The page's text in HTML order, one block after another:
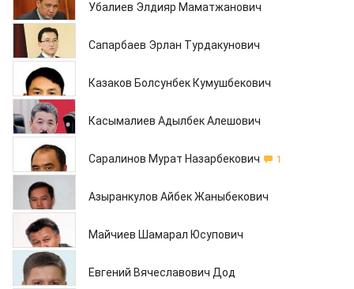
Убалиев Элдияр Маматжанович
27.05.2013
Сапарбаев Эрлан Турдакунович
27.05.2013
Казаков Болсунбек Кумушбекович
27.05.2013
Касымалиев Адылбек Алешович
27.05.2013
Саралинов Мурат Назарбекович
1
24.05.2013
Азыранкулов Айбек Жаныбекович
24.05.2013
Майчиев Шамарал Юсупович
23.05.2013
Евгений Вячеславович Дод